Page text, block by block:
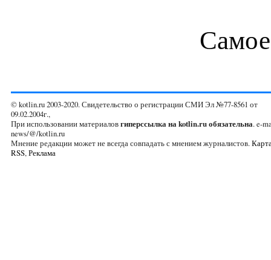
© kotlin.ru 2003-2020. Свидетельство о регистрации СМИ Эл №77-8561 от
09.02.2004г.,
При использовании материаловгиперссылка на kotlin.ru обязательна. e-
news/@/kotlin.ru
Мнение редакции может не всегда совпадать с мнением журналистов.
RSS,Реклама